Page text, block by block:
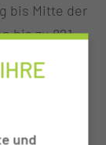
bis Mitte der
bis zu 821
und